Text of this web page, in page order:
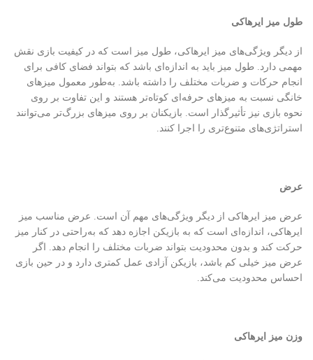
طول میز ایرهاکی
از دیگر ویژگی‌های میز ایرهاکی، طول میز است که در کیفیت بازی نقش
مهمی دارد. طول میز باید به اندازه‌ای باشد که بتواند فضای کافی برای
انجام حرکات و ضربات مختلف را داشته باشد. به‌طور معمول میزهای
خانگی نسبت به میزهای حرفه‌ای کوتاه‌تر هستند و این تفاوت بر روی
نحوه بازی نیز تأثیرگذار است. بازیکنان بر روی میزهای بزرگ‌تر می‌توانند
استراتژی‌های متنوع‌تری را اجرا کنند.
عرض
عرض میز ایرهاکی از دیگر ویژگی‌های مهم آن است. عرض مناسب میز
ایرهاکی، اندازه‌ای است که به بازیکن اجازه دهد که به‌راحتی در کنار میز
حرکت کند و بدون محدودیت بتواند ضربات مختلف را انجام دهد. اگر
عرض میز خیلی کم باشد، بازیکن آزادی عمل کمتری دارد و در حین بازی
احساس محدودیت می‌کند.
وزن میز ایرهاکی